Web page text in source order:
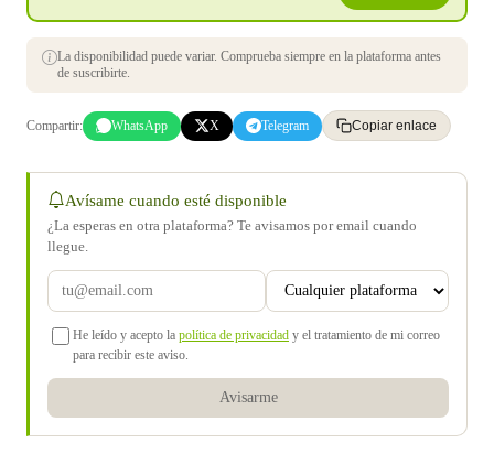
La disponibilidad puede variar. Comprueba siempre en la plataforma antes
de suscribirte.
Compartir: WhatsApp X Telegram Copiar enlace
Avísame cuando esté disponible
¿La esperas en otra plataforma? Te avisamos por email cuando
llegue.
He leído y acepto la política de privacidad y el tratamiento de mi correo
para recibir este aviso.
Avisarme